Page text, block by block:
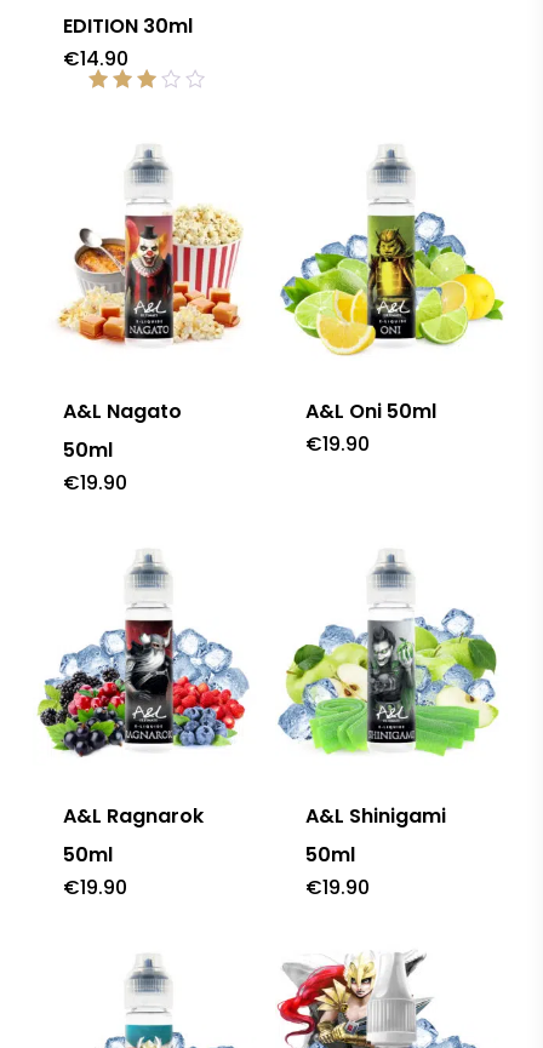
EDITION 30ml
€14.90
A&L Nagato
50ml
€19.90
A&L Oni 50ml
€19.90
A&L Ragnarok
50ml
€19.90
A&L Shinigami
50ml
€19.90